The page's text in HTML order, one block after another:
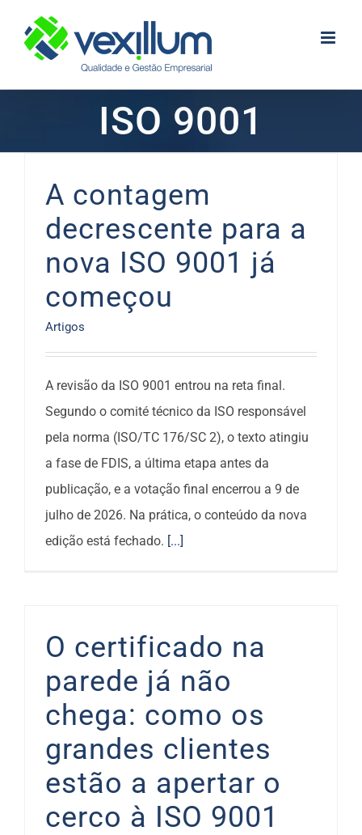
content
ISO 9001
A contagem
decrescente para a
nova ISO 9001 já
começou
Artigos
A revisão da ISO 9001 entrou na reta final.
Segundo o comité técnico da ISO responsável
pela norma (ISO/TC 176/SC 2), o texto atingiu
a fase de FDIS, a última etapa antes da
publicação, e a votação final encerrou a 9 de
julho de 2026. Na prática, o conteúdo da nova
edição está fechado. [...]
O certificado na
parede já não
chega: como os
grandes clientes
estão a apertar o
cerco à ISO 9001